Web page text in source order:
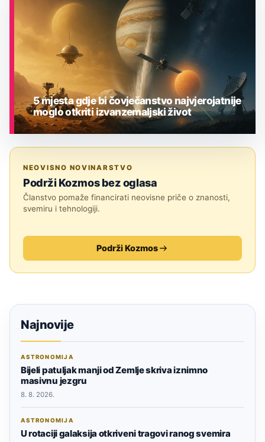
5 mjesta gdje bi čovječanstvo najvjerojatnije
moglo otkriti izvanzemaljski život
NEOVISNO NOVINARSTVO
Podrži Kozmos bez oglasa
Članstvo pomaže financirati neovisne priče o znanosti,
svemiru i tehnologiji.
Podrži Kozmos
Najnovije
ASTRONOMIJA
Bijeli patuljak manji od Zemlje skriva iznimno
masivnu jezgru
8. 8. 2026.
ASTRONOMIJA
U rotaciji galaksija otkriveni tragovi ranog svemira